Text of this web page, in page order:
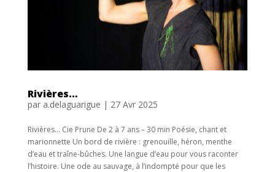
Rivières…
par a.delaguarigue | 27 Avr 2025
Rivières… Cie Prune De 2 à 7 ans – 30 min Poésie, chant et
marionnette Un bord de rivière : grenouille, héron, menthe
d’eau et traîne-bûches. Une langue d’eau pour vous raconter
l’histoire. Une ode au sauvage, à l’indompté pour que les